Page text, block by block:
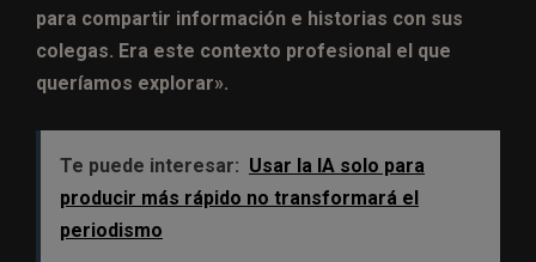
para compartir información e historias con sus
colegas. Era este contexto profesional el que
queríamos explorar».
Te puede interesar: Usar la IA solo para
producir más rápido no transformará el
periodismo